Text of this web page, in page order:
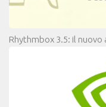
Rhythmbox 3.5: il